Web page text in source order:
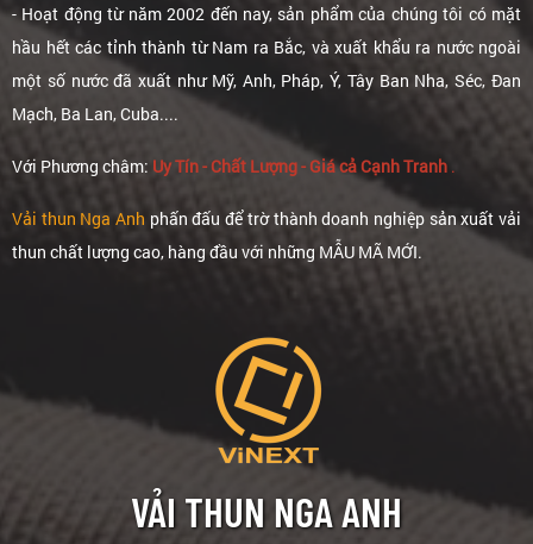
- Hoạt động từ năm 2002 đến nay, sản phẩm của chúng tôi có mặt
hầu hết các tỉnh thành từ Nam ra Bắc, và xuất khẩu ra nước ngoài
một số nước đã xuất như Mỹ, Anh, Pháp, Ý, Tây Ban Nha, Séc, Đan
Mạch, Ba Lan, Cuba....
Với Phương châm: Uy Tín - Chất Lượng - Giá cả Cạnh Tranh .
Vải thun Nga Anh phấn đấu để trờ thành doanh nghiệp sản xuất vải
thun chất lượng cao, hàng đầu với những MẪU MÃ MỚI.
VẢI THUN NGA ANH